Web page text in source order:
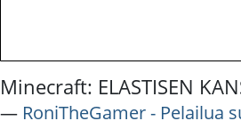
Minecraft: ELASTISEN
― RoniTheGamer - Pelailua